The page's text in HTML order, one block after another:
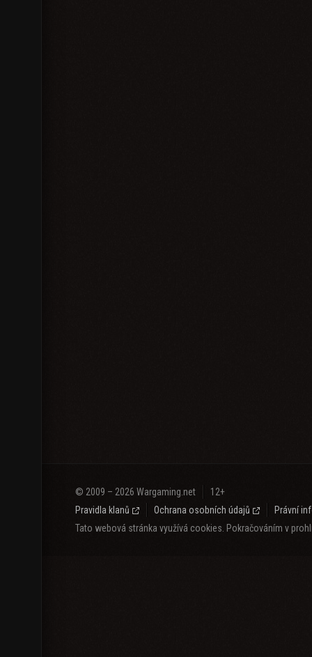
© 2009 – 2026 Wargaming.net
12+
Pravidla klanů
Ochrana osobních údajů
Právní
Tato webová stránka využívá cookies. Pokračováním v